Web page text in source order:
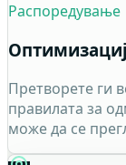
Распоредување
Претворете ги
правилата за
може да се